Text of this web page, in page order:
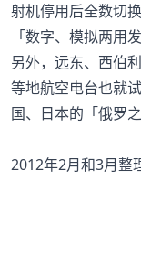
射机停用后全数切
「数字、模拟两用
另外，远东、西伯
等地航空电台也就
国、日本的「俄罗
2012年2月和3月整